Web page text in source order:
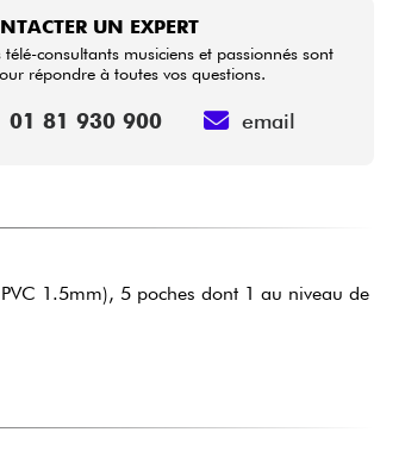
UN EXPERT
télé-consultants musiciens et passionnés sont
répondre à toutes vos questions.
01 81 930 900 email
1.5mm), 5 poches dont 1 au niveau de